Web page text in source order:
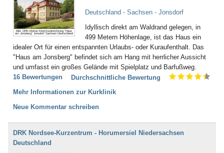
Bild: DRK-Mutter-Kind-Kureinrichtung "Haus
am Jonsberg" Jonsdorf Sachsen Deutschland
Deutschland - Sachsen - Jonsdorf
Idyllisch direkt am Waldrand gelegen, in
499 Metern Höhenlage, ist das Haus ein
idealer Ort für einen entspannten Urlaubs- oder Kuraufenthalt. Das
"Haus am Jonsberg" befindet sich am Hang mit herrlicher Aussicht
und umfasst ein großes Gelände mit Spielplatz und Barfußweg.
16 Bewertungen
Durchschnittliche Bewertung
Mehr Informationen zur Kurklinik
Neue Kommentar schreiben
DRK Nordsee-Kurzentrum - Horumersiel Niedersachsen
Deutschland